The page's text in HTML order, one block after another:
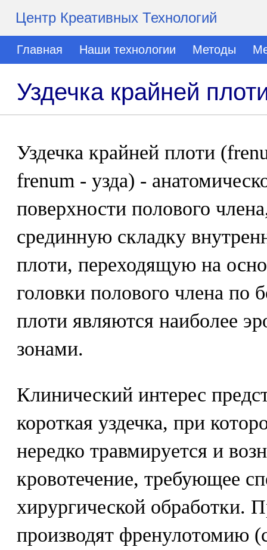
Центр Креативных Технологий
Главная Наши технологии Методы
Уздечка крайней
Уздечка крайней плоти
frenum - узда) -
поверхности полового
срединную складку
плоти, переходящую на
головки полового члена по
плоти являются наиболее
зонами.
Клинический интерес
короткая уздечка, при
нередко травмируется и
кровотечение, требующее
хирургической обработки.
производят френулотомию